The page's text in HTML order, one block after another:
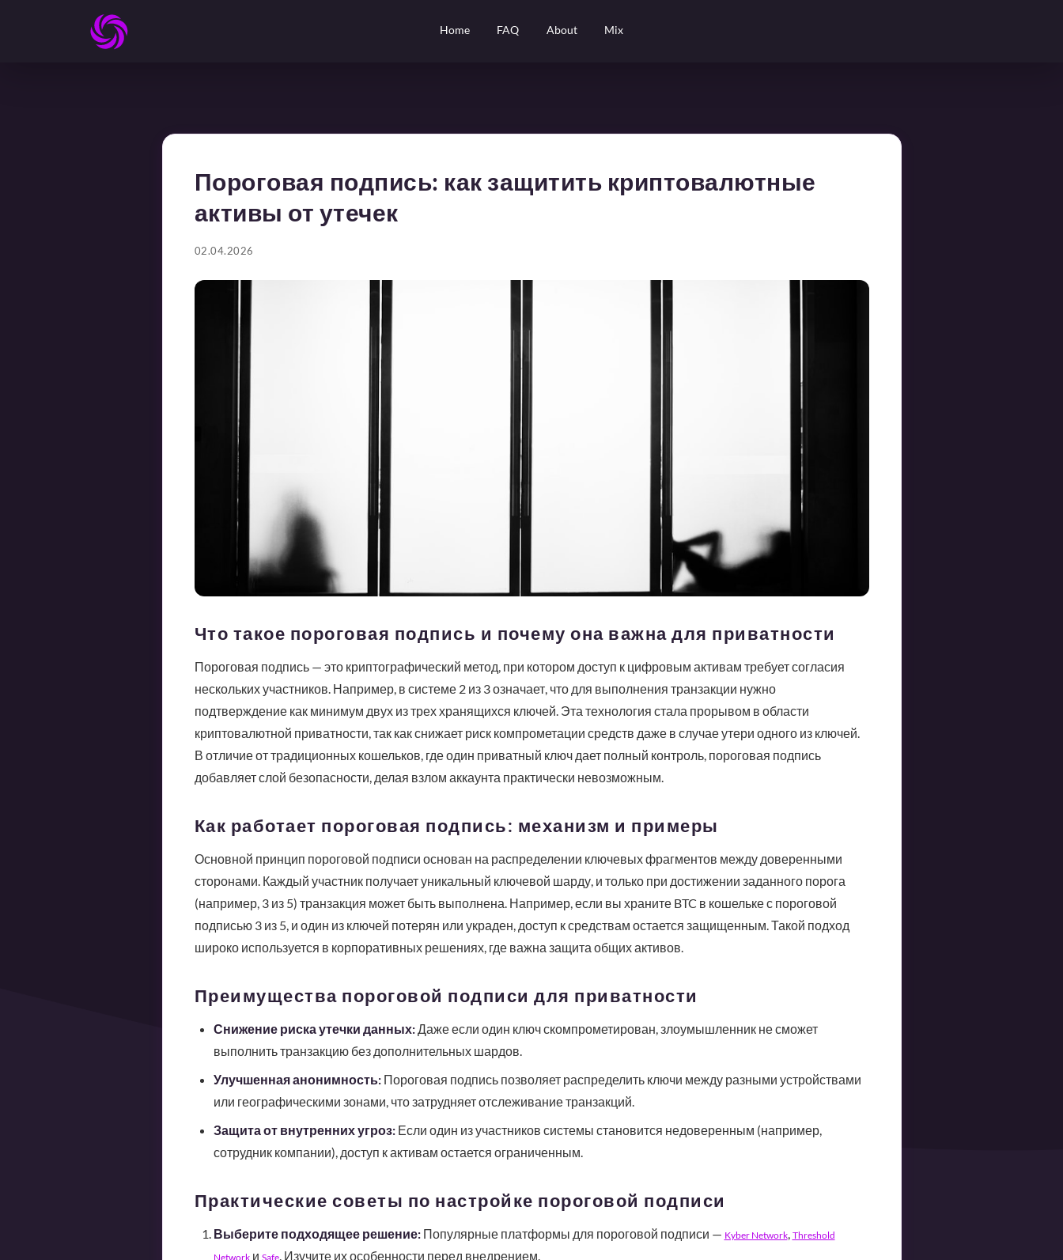
Home FAQ About Mix
Пороговая подпись: как защитить криптовалютные
активы от утечек
02.04.2026
Что такое пороговая подпись и почему она важна для приватности
Пороговая подпись — это криптографический метод, при котором доступ к цифровым активам требует согласия
нескольких участников. Например, в системе 2 из 3 означает, что для выполнения транзакции нужно
подтверждение как минимум двух из трех хранящихся ключей. Эта технология стала прорывом в области
криптовалютной приватности, так как снижает риск компрометации средств даже в случае утери одного из ключей.
В отличие от традиционных кошельков, где один приватный ключ дает полный контроль, пороговая подпись
добавляет слой безопасности, делая взлом аккаунта практически невозможным.
Как работает пороговая подпись: механизм и примеры
Основной принцип пороговой подписи основан на распределении ключевых фрагментов между доверенными
сторонами. Каждый участник получает уникальный ключевой шарду, и только при достижении заданного порога
(например, 3 из 5) транзакция может быть выполнена. Например, если вы храните BTC в кошельке с пороговой
подписью 3 из 5, и один из ключей потерян или украден, доступ к средствам остается защищенным. Такой подход
широко используется в корпоративных решениях, где важна защита общих активов.
Преимущества пороговой подписи для приватности
Снижение риска утечки данных:Даже если один ключ скомпрометирован, злоумышленник не сможет
выполнить транзакцию без дополнительных шардов.
Улучшенная анонимность:Пороговая подпись позволяет распределить ключи между разными устройствами
или географическими зонами, что затрудняет отслеживание транзакций.
Защита от внутренних угроз:Если один из участников системы становится недоверенным (например,
сотрудник компании), доступ к активам остается ограниченным.
Практические советы по настройке пороговой подписи
Выберите подходящее решение:Популярные платформы для пороговой подписи — Kyber Network, Threshold
Networkи Safe. Изучите их особенности перед внедрением.